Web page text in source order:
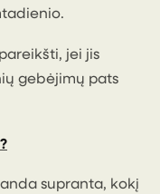
jei jis
gebėjimų pats
supranta, kokį